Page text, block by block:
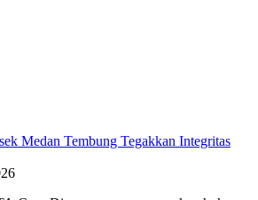
Medan Tembung Tegakkan Integritas